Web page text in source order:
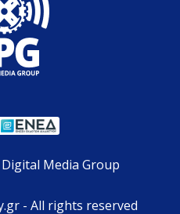
Media Group
- All rights reserved